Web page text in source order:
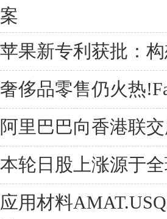
案
苹果新专利获批：
奢侈品零售仍火热
阿里巴巴向香港联
本轮日股上涨源于
应用材料